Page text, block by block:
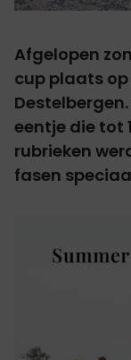
Afgelopen
cup plaats
eentje die tot
rubrieken
fasen